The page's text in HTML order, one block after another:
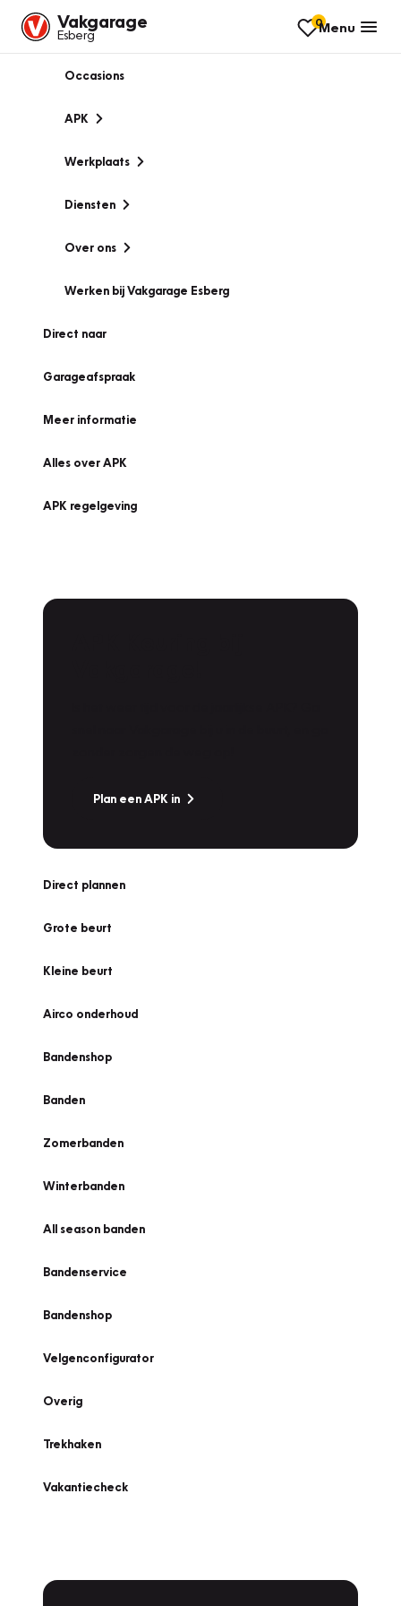
Vakgarage
Esberg
0Menu
Occasions
APK
Werkplaats
Diensten
Over ons
Werken bij Vakgarage Esberg
Direct naar
Garageafspraak
Meer informatie
Alles over APK
APK regelgeving
Plan een APK in
Direct plannen
Grote beurt
Kleine beurt
Airco onderhoud
Bandenshop
Banden
Zomerbanden
Winterbanden
All season banden
Bandenservice
Bandenshop
Velgenconfigurator
Overig
Trekhaken
Vakantiecheck